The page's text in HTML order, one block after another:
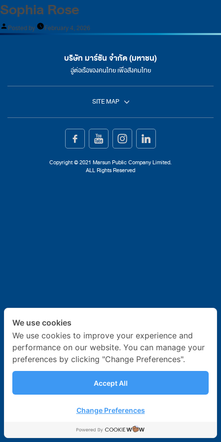
Sophia Rose
Posted by February 4, 2026
บริษัท มาร์ซัน จำกัด (มหาชน)
อู่ต่อเรือของคนไทย เพื่อสังคมไทย
SITE MAP
หน้าแรก
Copyright © 2021 Marsun Public Company Limited.
ALL Rights Reserved
We use cookies
We use cookies to improve your experience and
performance on our website. You can manage your
preferences by clicking "Change Preferences".
Accept All
Change Preferences